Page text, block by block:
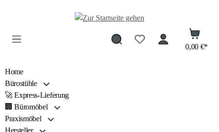
Zum Hauptinhalt springen
0,00 €*
Home
Bürostühle
🚀 Express-Lieferung
🏢 Büromöbel
Praxismöbel